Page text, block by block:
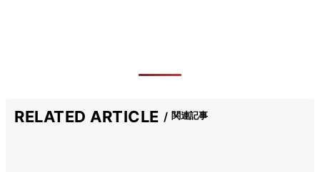
RELATED ARTICLE 関連記事